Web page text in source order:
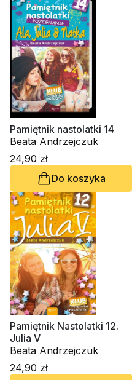
Pamiętnik nastolatki 14
Beata Andrzejczuk
24,90 zł
Do koszyka
Pamiętnik Nastolatki 12.
Julia V
Beata Andrzejczuk
24,90 zł